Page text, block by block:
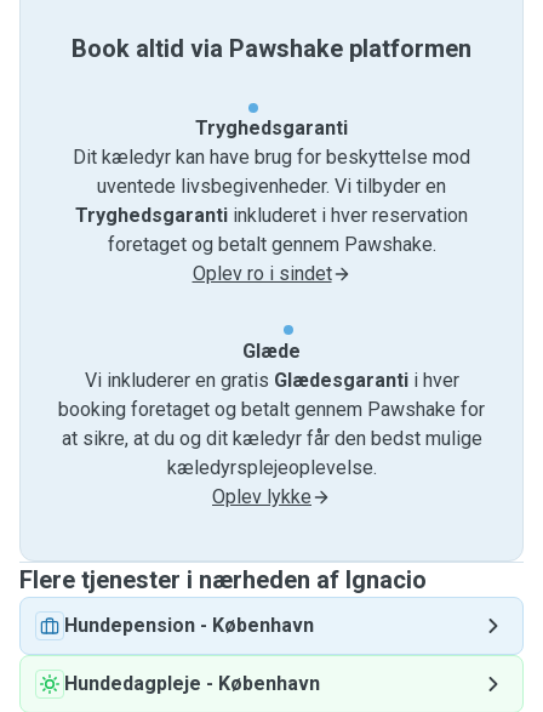
Book altid via Pawshake platformen
Tryghedsgaranti
Dit kæledyr kan have brug for beskyttelse mod
uventede livsbegivenheder. Vi tilbyder en
Tryghedsgaranti inkluderet i hver reservation
foretaget og betalt gennem Pawshake.
Oplev ro i sindet
Glæde
Vi inkluderer en gratis Glædesgarantii hver
booking foretaget og betalt gennem Pawshake for
at sikre, at du og dit kæledyr får den bedst mulige
kæledyrsplejeoplevelse.
Oplev lykke
Flere tjenester i nærheden af ​​Ignacio
Hundepension - København
Hundedagpleje - København